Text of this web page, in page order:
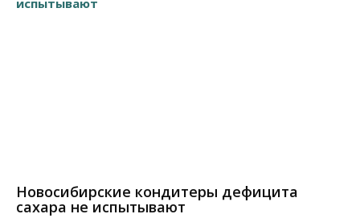
Новосибирские кондитеры дефицита
сахара не испытывают